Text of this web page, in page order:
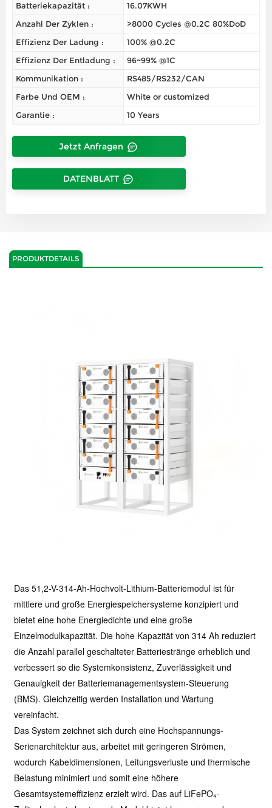
Batteriekapazität :
16.07KWH
Anzahl Der Zyklen :
>8000 Cycles @0.2C 80%DoD
Effizienz Der Ladung :
100% @0.2C
Effizienz Der Entladung :
96~99% @1C
Kommunikation :
RS485/RS232/CAN
Farbe Und OEM :
White or customized
Garantie :
10 Years
Jetzt Anfragen
DATENBLATT
PRODUKTDETAILS
Das 51,2-V-314-Ah-Hochvolt-Lithium-Batteriemodul ist für
mittlere und große Energiespeichersysteme konzipiert und
bietet eine hohe Energiedichte und eine große
Einzelmodulkapazität. Die hohe Kapazität von 314 Ah reduziert
die Anzahl parallel geschalteter Batteriestränge erheblich und
verbessert so die Systemkonsistenz, Zuverlässigkeit und
Genauigkeit der Batteriemanagementsystem-Steuerung
(BMS). Gleichzeitig werden Installation und Wartung
vereinfacht.
Das System zeichnet sich durch eine Hochspannungs-
Serienarchitektur aus, arbeitet mit geringeren Strömen,
wodurch Kabeldimensionen, Leitungsverluste und thermische
Belastung minimiert und somit eine höhere
Gesamtsystemeffizienz erzielt wird. Das auf LiFePO₄-